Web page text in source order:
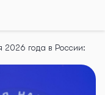
2026 года в России: